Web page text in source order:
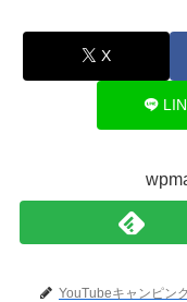
X
YouTubeキャンピン